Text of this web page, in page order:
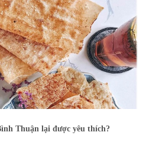
Thuận lại được yêu thích?